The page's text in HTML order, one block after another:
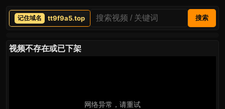
tt9f9a5.top 搜索
视频不存在或已下架
网络异常，请重试